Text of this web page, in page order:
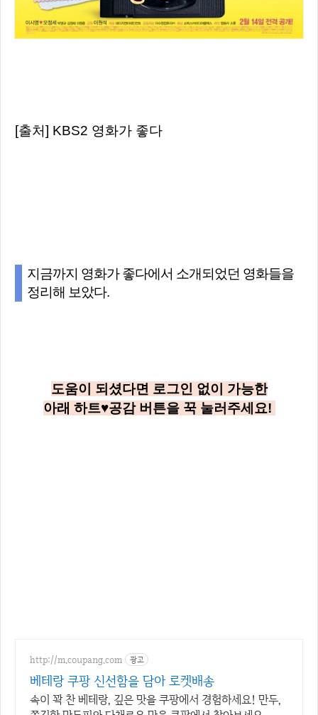
[출처] KBS2 영화가 좋다
지금까지 영화가 좋다에서 소개되었던 영화들을
정리해 보았다.
도움이 되셨다면 로그인 없이 가능한
아래 하트♥공감 버튼을 꾹 눌러주세요!
http://m.coupang.com 광고
베테랑 쿠팡 신선함을 담아 로켓배송
속이 꽉 찬 베테랑, 깊은 맛을 쿠팡에서 경험하세요! 만두,